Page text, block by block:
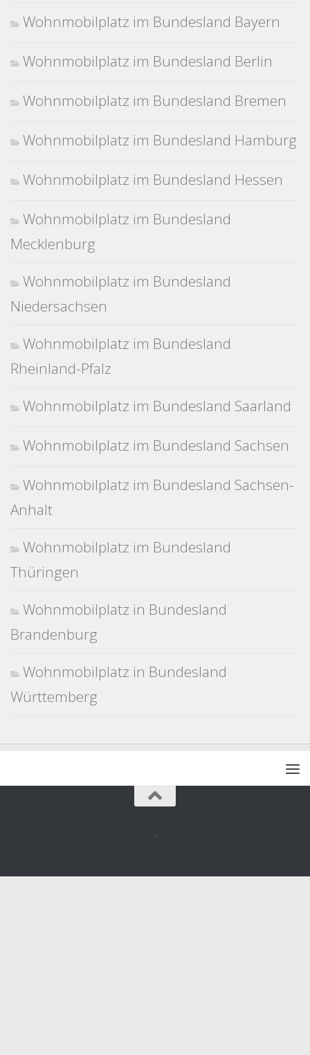
Wohnmobilplatz im Bundesland Bayern
Wohnmobilplatz im Bundesland Berlin
Wohnmobilplatz im Bundesland Bremen
Wohnmobilplatz im Bundesland Hamburg
Wohnmobilplatz im Bundesland Hessen
Wohnmobilplatz im Bundesland
Mecklenburg
Wohnmobilplatz im Bundesland
Niedersachsen
Wohnmobilplatz im Bundesland
Rheinland-Pfalz
Wohnmobilplatz im Bundesland Saarland
Wohnmobilplatz im Bundesland Sachsen
Wohnmobilplatz im Bundesland Sachsen-
Anhalt
Wohnmobilplatz im Bundesland
Thüringen
Wohnmobilplatz in Bundesland
Brandenburg
Wohnmobilplatz in Bundesland
Württemberg
.